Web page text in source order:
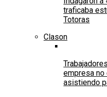
traficaba
Totoras
Clason
empresa no
asistiendo